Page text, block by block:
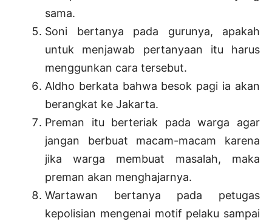
sama.
Soni bertanya pada gurunya, apakah
untuk menjawab pertanyaan itu harus
menggunkan cara tersebut.
Aldho berkata bahwa besok pagi ia akan
berangkat ke Jakarta.
Preman itu berteriak pada warga agar
jangan berbuat macam-macam karena
jika warga membuat masalah, maka
preman akan menghajarnya.
Wartawan bertanya pada petugas
kepolisian mengenai motif pelaku sampai